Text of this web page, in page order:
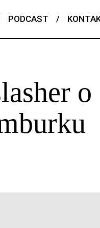
PODCAST /
o